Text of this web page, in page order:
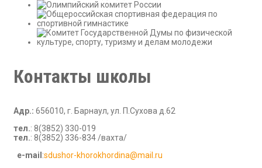
Контакты школы
Адр.: 656010, г. Барнаул, ул. П.Сухова д.62
тел.: 8(3852) 330-019
тел.: 8(3852) 336-834 /вахта/
е-mail :sdushor-khorokhordina@mail.ru